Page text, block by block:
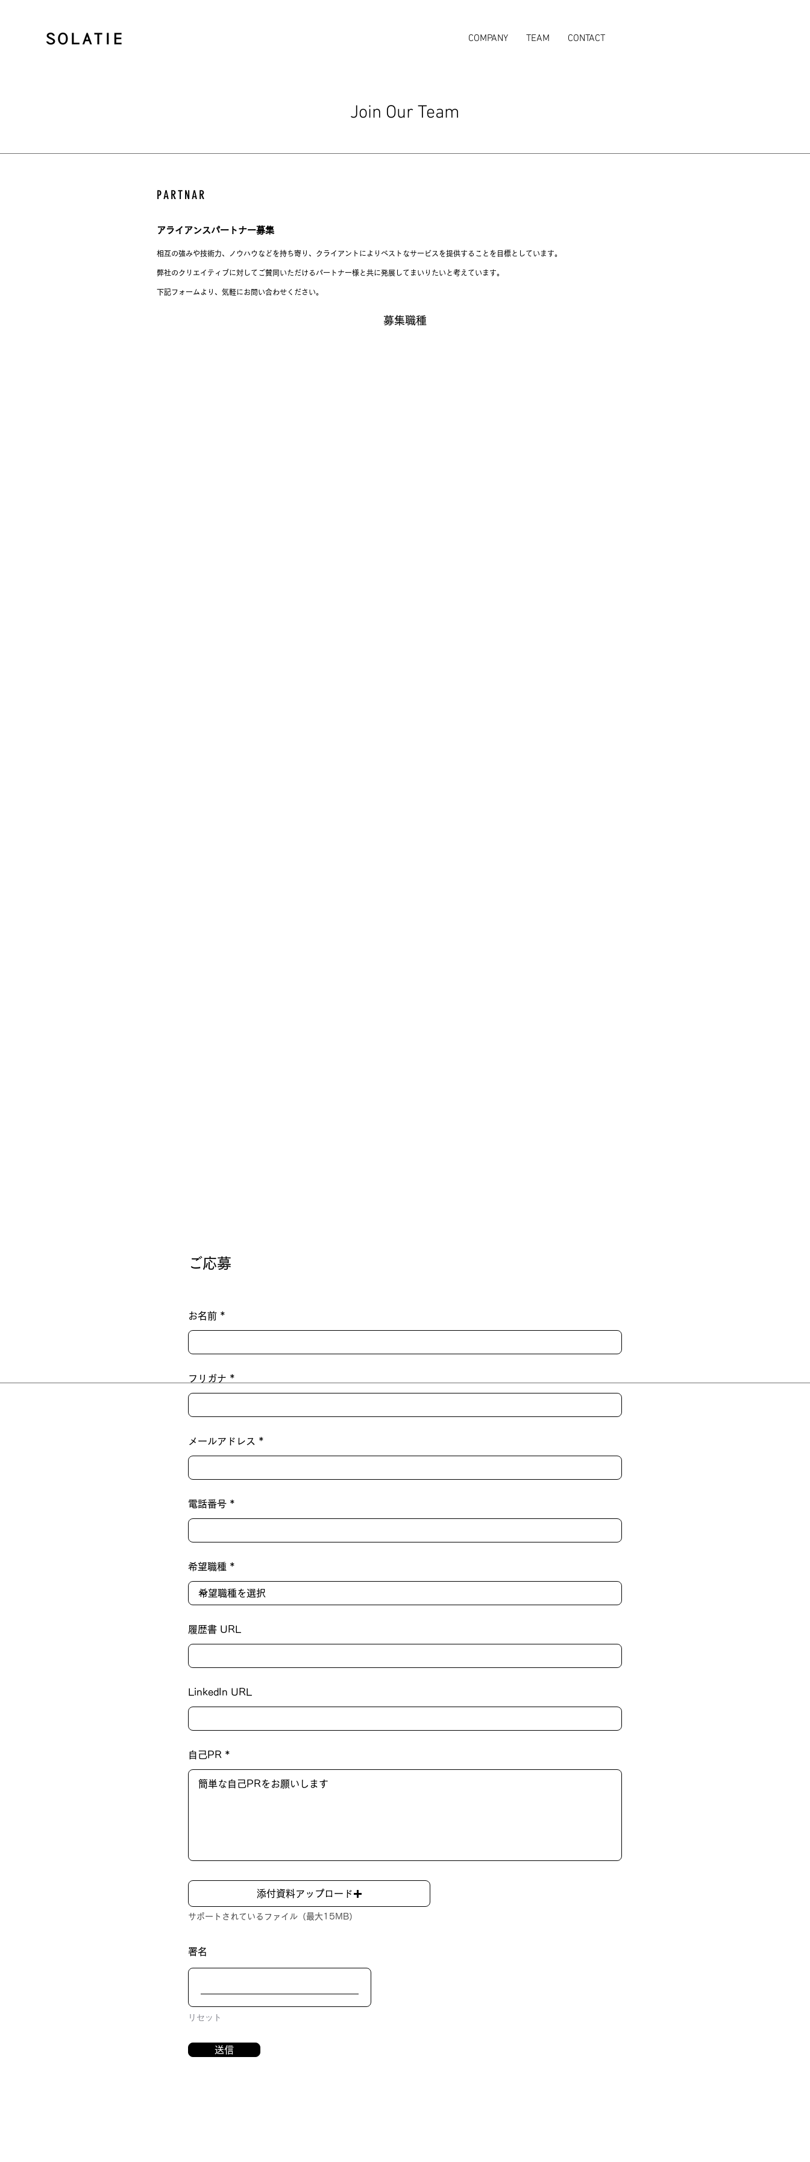
COMPANY TEAM CONTACT
Join Our Team
​PARTNAR
アライアンスパートナー募集
相互の強みや技術力、ノウハウなどを持ち寄り、クライアントによりベストなサービスを提供することを目標としています。
弊社のクリエイティブに対してご賛同いただけるパートナー様と共に発展してまいりたいと考えています。
​下記フォームより、気軽にお問い合わせください。
​募集職種
​ご応募
お名前
フリガナ
メールアドレス
電話番号
希望職種
履歴書 URL
LinkedIn URL
自己PR
添付資料アップロード
サポートされているファイル（最大15MB）
署名
リセット
送信